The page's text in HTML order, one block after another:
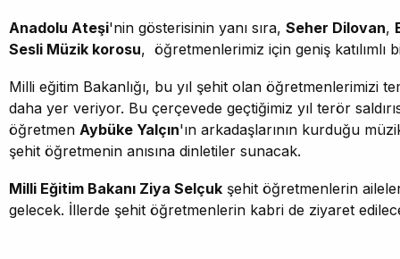
Anadolu Ateşi'nin gösterisinin yanı sıra, Seher Dilovan,
Sesli Müzik korosu, öğretmenlerimiz için geniş
Milli eğitim Bakanlığı, bu yıl şehit olan öğretmenlerimizi
daha yer veriyor. Bu çerçevede geçtiğimiz yıl terör
öğretmen Aybüke Yalçın'ın arkadaşlarının kurduğu
şehit öğretmenin anısına dinletiler sunacak.
Milli Eğitim Bakanı Ziya Selçuk şehit öğretmenlerin
gelecek. İllerde şehit öğretmenlerin kabri de ziyaret